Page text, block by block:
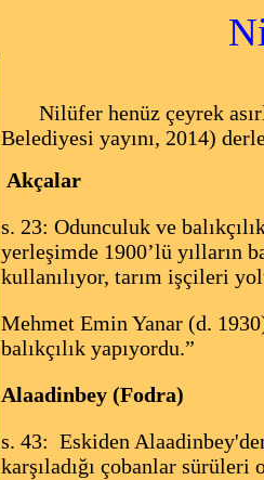
Nilüfer henüz çeyrek
Belediyesi yayını, 2014)
Akçalar
s. 23: Odunculuk ve
yerleşimde 1900’lü yılların
kullanılıyor, tarım işçileri
Mehmet Emin Yanar (d.
balıkçılık yapıyordu.”
Alaadinbey (Fodra)
s. 43: Eskiden
karşıladığı çobanlar sürüleri